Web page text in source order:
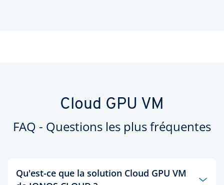
Cloud GPU VM
FAQ - Questions les plus fréquentes
Qu'est-ce que la solution Cloud GPU VM